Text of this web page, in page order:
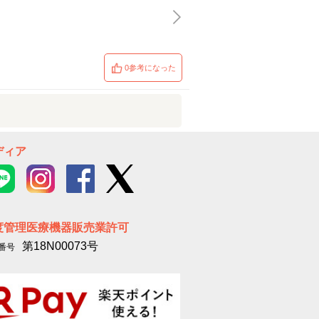
0参考になった
ィア
管理医療機器販売業許可
号 第18N00073号